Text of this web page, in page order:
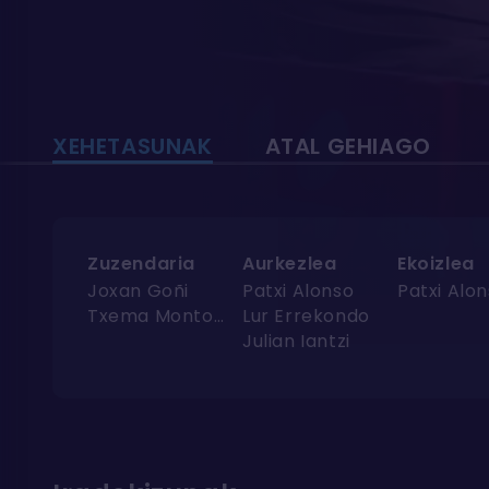
XEHETASUNAK ATAL GEHIAGO
Zuzendaria
Joxan Goñi
Txema Montoya
Aurkezlea
Patxi Alonso
Lur Errekondo
Julian Iantzi
Ekoizlea
Patxi